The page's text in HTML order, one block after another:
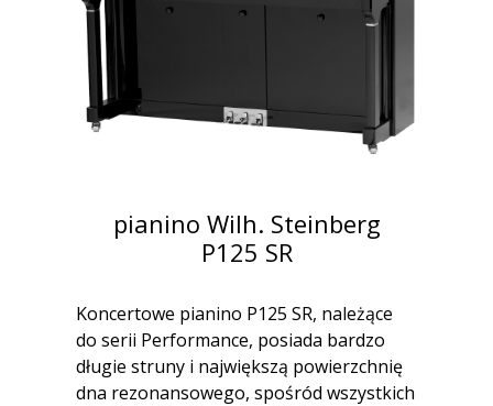
Koncertowe pianino P125 SR, należące
do serii Performance, posiada bardzo
długie struny i największą powierzchnię
dna rezonansowego, spośród wszystkich
pianino Wilh. Steinberg
P125 SR